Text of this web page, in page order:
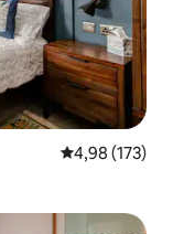
Classificação
4,98 (173)